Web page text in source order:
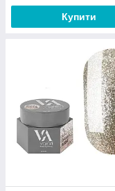
Купити